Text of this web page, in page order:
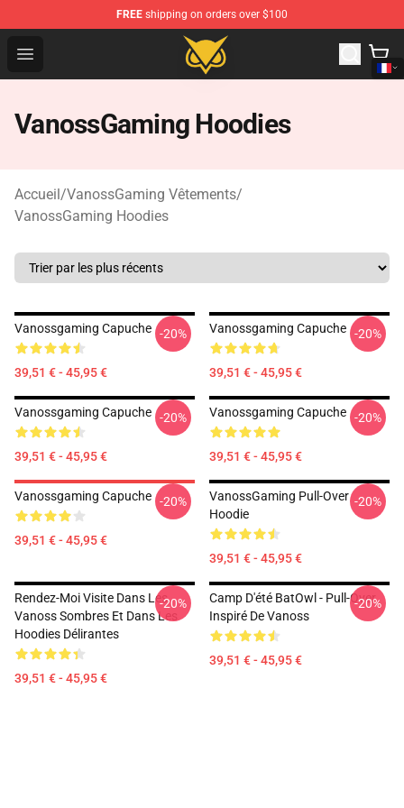
FREE shipping on orders over $100
Open menu
Vanossgaming Store - Official Vanossgaming
VanossGaming Hoodies
Accueil/VanossGaming Vêtements/
VanossGaming Hoodies
Vanossgaming Capuche
39,51 € - 45,95 €
-20% Vanossgaming Capuche
39,51 € - 45,95 €
-20%
Vanossgaming Capuche
39,51 € - 45,95 €
-20% Vanossgaming Capuche
39,51 € - 45,95 €
-20%
Vanossgaming Capuche
39,51 € - 45,95 €
-20%
VanossGaming Pull-Over
Hoodie
39,51 € - 45,95 €
-20%
Rendez-Moi Visite Dans Les
Vanoss Sombres Et Dans Les
Hoodies Délirantes
39,51 € - 45,95 €
-20%
Camp D'été BatOwl - Pull-Over
Inspiré De Vanoss
39,51 € - 45,95 €
-20%